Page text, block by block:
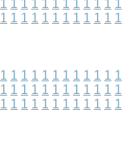
1 1 1 1 1 1 1 1 1 1 1 1
1 1 1 1 1 1 1 1 1 1 1 1
1 1 1 1 1 1 1 1 1 1 1 1
1 1 1 1 1 1 1 1 1 1 1 1
1 1 1 1 1 1 1 1 1 1 1 1